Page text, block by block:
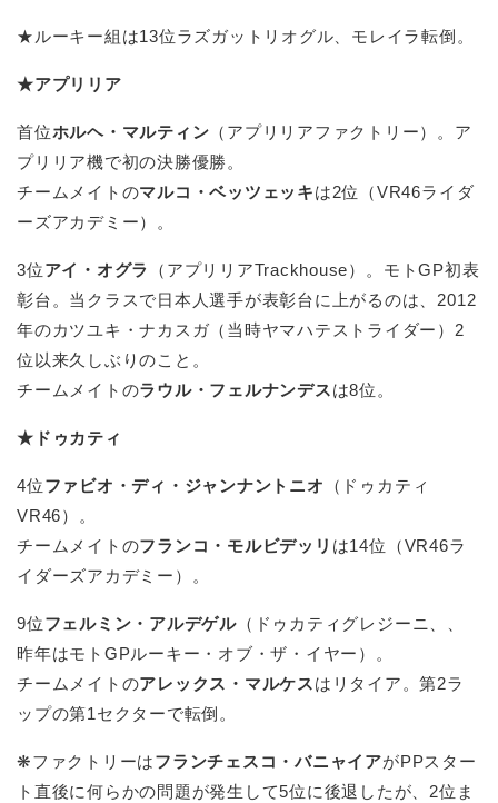
★ルーキー組は13位ラズガットリオグル、モレイラ転倒。
★アプリリア
首位ホルヘ・マルティン （アプリリアファクトリー）。ア
プリリア機で初の決勝優勝。
チームメイトのマルコ・ベッツェッキは2位（VR46ライダ
ーズアカデミー）。
3位アイ・オグラ
（アプリリアTrackhouse）。モトGP初表
彰台。当クラスで日本人選手が表彰台に上がるのは、2012
年のカツユキ・ナカスガ（当時ヤマハテストライダー）2
位以来久しぶりのこと。
チームメイトのラウル・フェルナンデスは8位。
★ドゥカティ
4位ファビオ・ディ・ジャンナントニオ
（ドゥカティ
VR46）。
チームメイトのフランコ・モルビデッリ は14位（VR46ラ
イダーズアカデミー）。
9位フェルミン・アルデゲル（ドゥカティグレジーニ、、
昨年はモトGPルーキー・オブ・ザ・イヤー）。
チームメイトのアレックス・マルケスはリタイア。第2ラ
ップの第1セクターで転倒。
❋ファクトリーはフランチェスコ・バニャイアがPPスター
ト直後に何らかの問題が発生して5位に後退したが、2位ま